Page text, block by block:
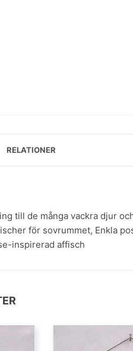
RELATIONER
till de många vackra djur
för sovrummet, Enkla
inspirerad affisch